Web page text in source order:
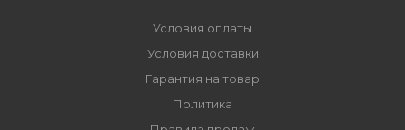
Условия оплаты
Условия доставки
Гарантия на товар
Политика